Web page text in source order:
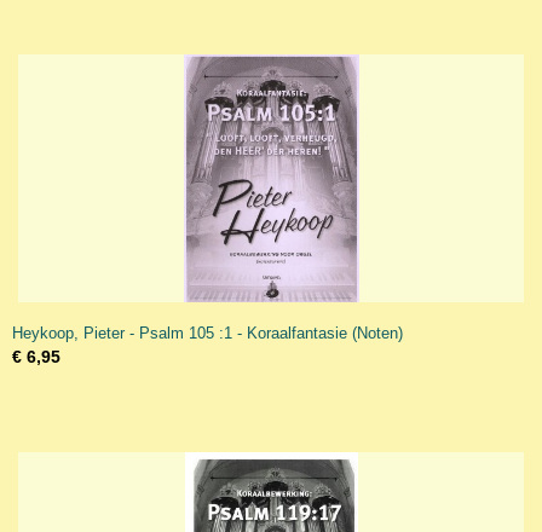
Heykoop, Pieter - Psalm 105 :1 - Koraalfantasie (Noten)
€ 6,95